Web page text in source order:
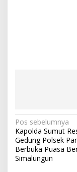
N
a
v
Pos sebelumnya
Kapolda Sumut
Gedung Polsek
Berbuka Puasa
Simalungun